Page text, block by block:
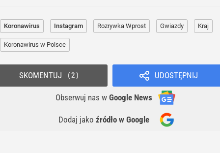
Koronawirus Instagram Rozrywka Wprost Gwiazdy Kraj
Koronawirus w Polsce
UDOSTĘPNIJ
Obserwuj nas w Google News
Dodaj jako źródło w Google
SKOMENTUJ 2